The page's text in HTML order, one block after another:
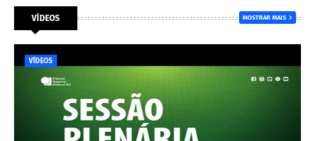
VÍDEOS MOSTRAR MAIS
VÍDEOS